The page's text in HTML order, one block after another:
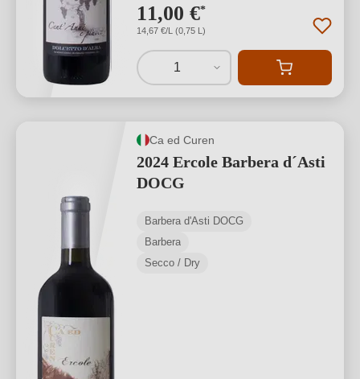
11,00 €*
14,67 €/L (0,75 L)
1
Ca ed Curen
2024 Ercole Barbera d´Asti
DOCG
Barbera d'Asti DOCG
Barbera
Secco / Dry